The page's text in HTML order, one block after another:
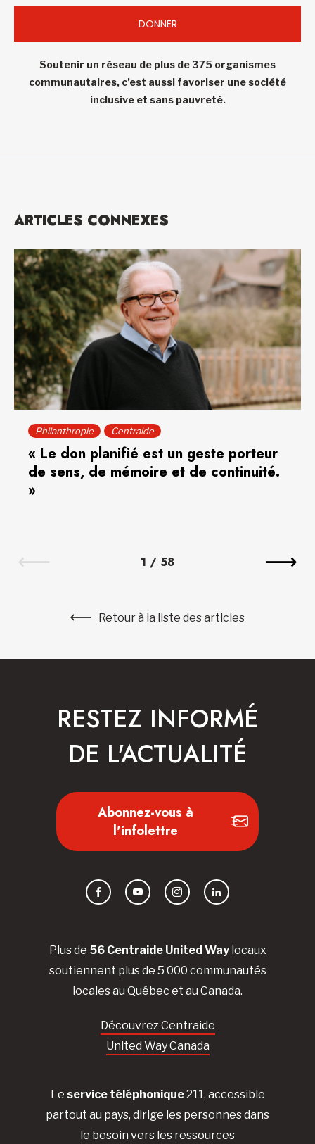
DONNER
Soutenir un réseau de plus de 375 organismes
communautaires, c’est aussi favoriser une société
inclusive et sans pauvreté.
ARTICLES CONNEXES
Philanthropie Centraide
« Le don planifié est un geste porteur
de sens, de mémoire et de continuité.
»
1 / 58
Retour à la liste des articles
Plus de 56 Centraide United Waylocaux
soutiennent plus de 5 000 communautés
locales au Québec et au Canada.
Découvrez Centraide
United Way Canada
Le service téléphonique211, accessible
partout au pays, dirige les personnes dans
le besoin vers les ressources
RESTEZ INFORMÉ
DE L'ACTUALITÉ
Abonnez-vous à
l'infolettre
FacebookYouTubeInstagramLinkedIn